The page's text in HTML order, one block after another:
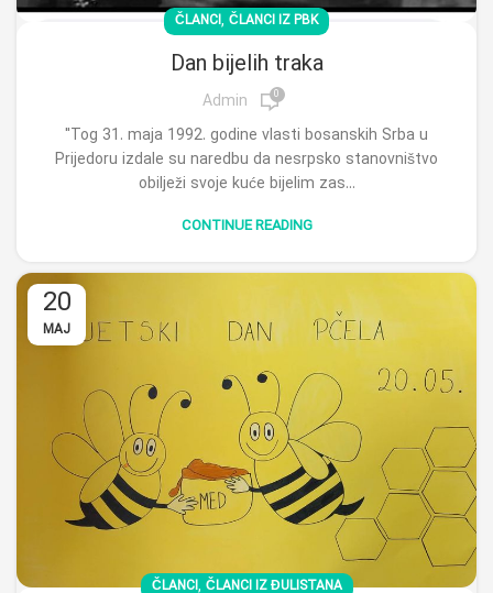
ČLANCI, ČLANCI IZ PBK
Dan bijelih traka
Admin 0
"Tog 31. maja 1992. godine vlasti bosanskih Srba u
Prijedoru izdale su naredbu da nesrpsko stanovništvo
obilježi svoje kuće bijelim zas...
CONTINUE READING
20
MAJ
ČLANCI, ČLANCI IZ ĐULISTANA